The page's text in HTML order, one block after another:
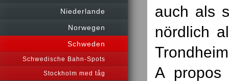
Niederlande
Norwegen
Schweden
Schwedische Bahn-Spots
Stockholm med tåg
auch als
nördlich
A